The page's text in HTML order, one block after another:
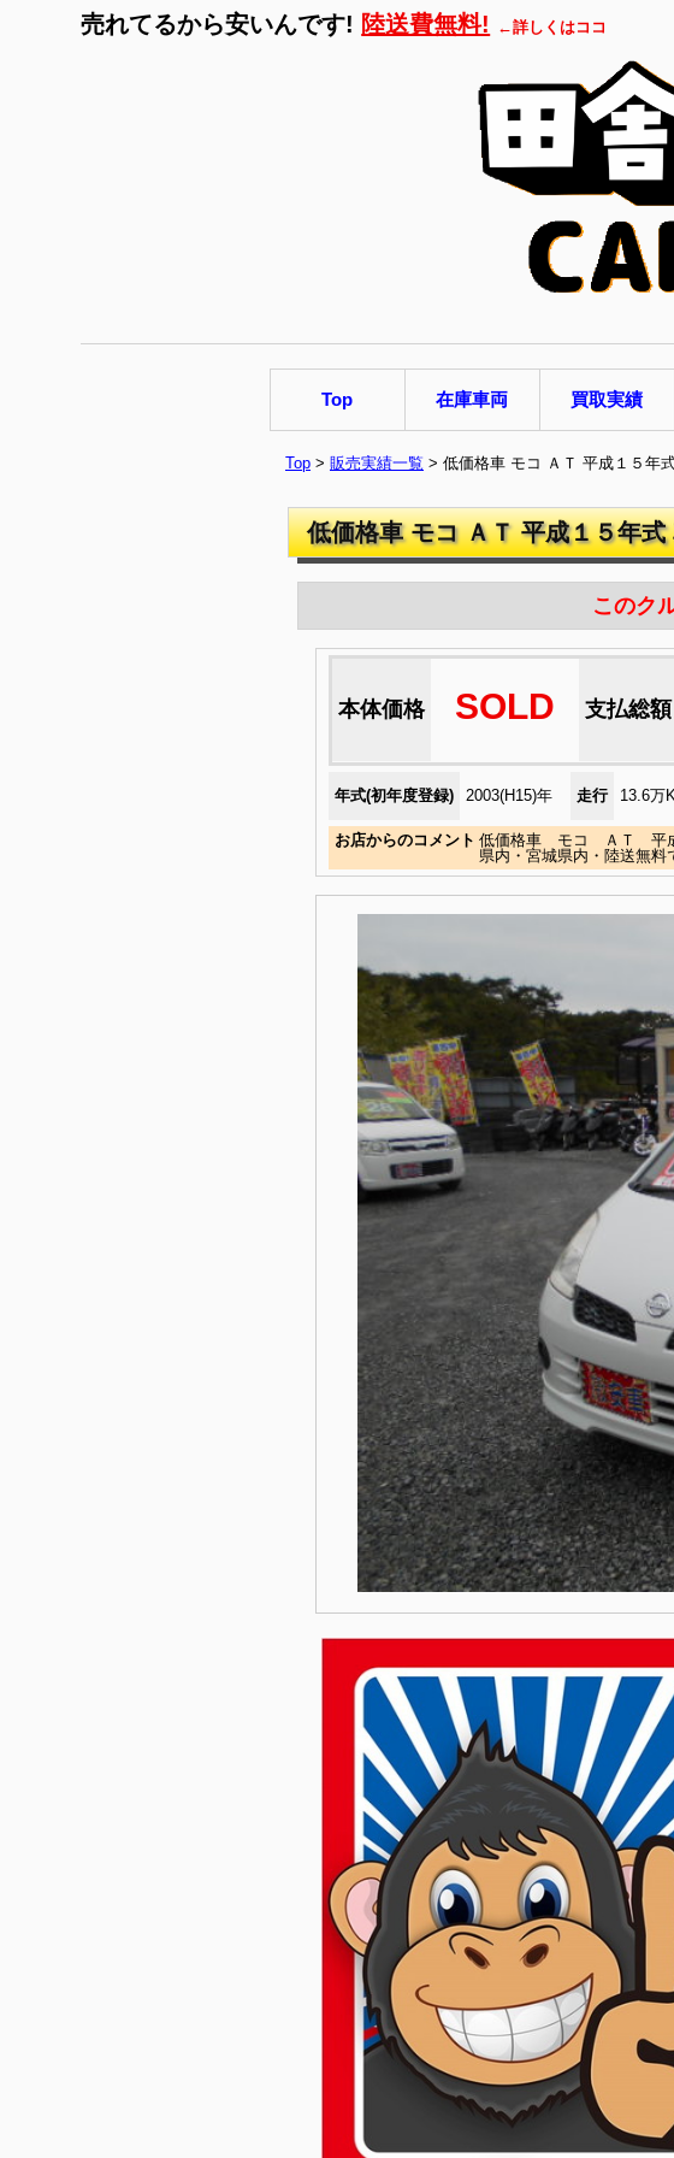
売れてるから安いんです! 陸送費無料! ←詳しくはココ
Top 在庫車両 買取実績
Top > 販売実績一覧 > 低価格車 モコ ＡＴ 平成１５年
低価格車 モコ ＡＴ 平成１５年
このク
本体価格 SOLD 支払総額
年式(初年度登録) 2003(H15)年 走行 13.6万
お店からのコメント 低価格車 モコ ＡＴ 平成
県内・宮城県内・陸送無